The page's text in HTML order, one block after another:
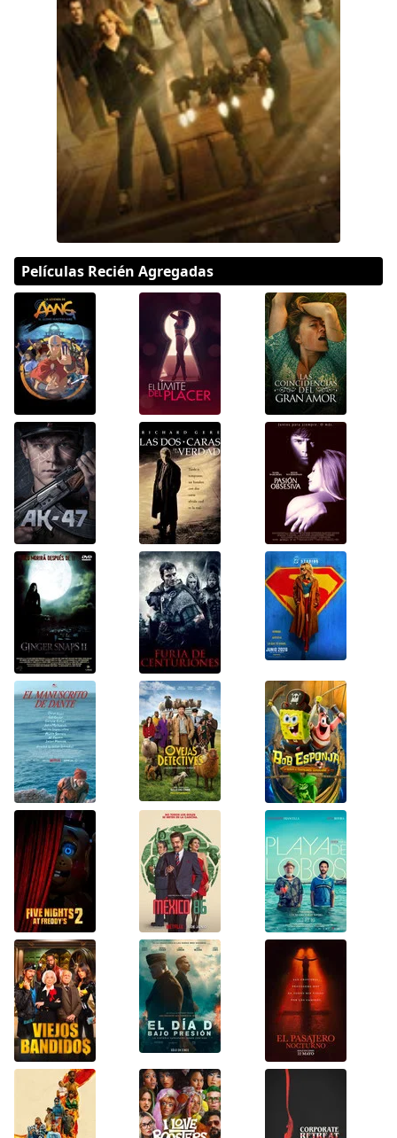
Películas Recién Agregadas